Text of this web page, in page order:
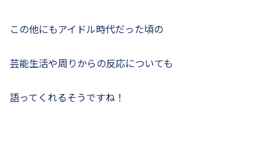
この他にもアイドル時代だった頃の
芸能生活や周りからの反応についても
語ってくれるそうですね！